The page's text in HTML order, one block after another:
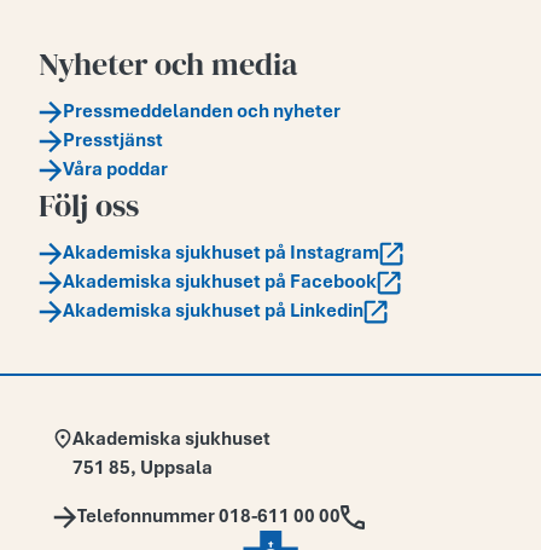
Nyheter och media
Pressmeddelanden och nyheter
Presstjänst
Våra poddar
Följ oss
Akademiska sjukhuset på Instagram
Akademiska sjukhuset på Facebook
Akademiska sjukhuset på Linkedin
Adress:
Akademiska sjukhuset
751 85, Uppsala
Telefon:
Telefonnummer 018-611 00 00